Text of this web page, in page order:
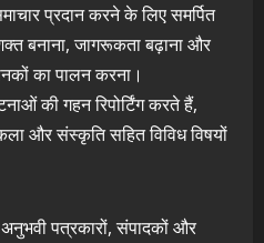
प्रदान करने के लिए समर्पित
बनाना, जागरूकता बढ़ाना और
का पालन करना।
की गहन रिपोर्टिंग करते हैं,
और संस्कृति सहित विविध विषयों
पत्रकारों, संपादकों और